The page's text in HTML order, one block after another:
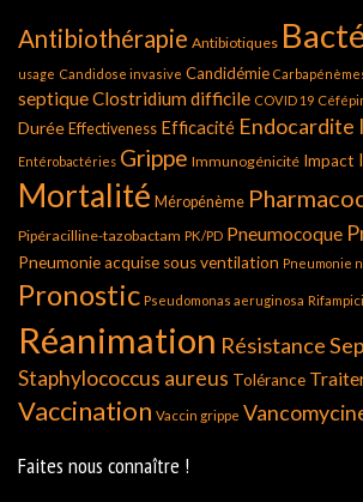
Antibiothérapie Antibiotiques
usage Candidose invasive Candidémie
septiqueClostridium difficile COVID 19
Durée Effectiveness Efficacité Endocardite
Entérobactéries Grippe Immunogénicité Impact
Mortalité Méropénème
Pipéracilline-tazobactam PK/PD Pneumocoque
Pneumonie acquise sous ventilation Pneumonie
Pronostic Pseudomonas aeruginosa
Réanimation Résistance
Staphylococcus aureus Tolérance
Vaccination Vaccin grippe
Faites nous connaître !